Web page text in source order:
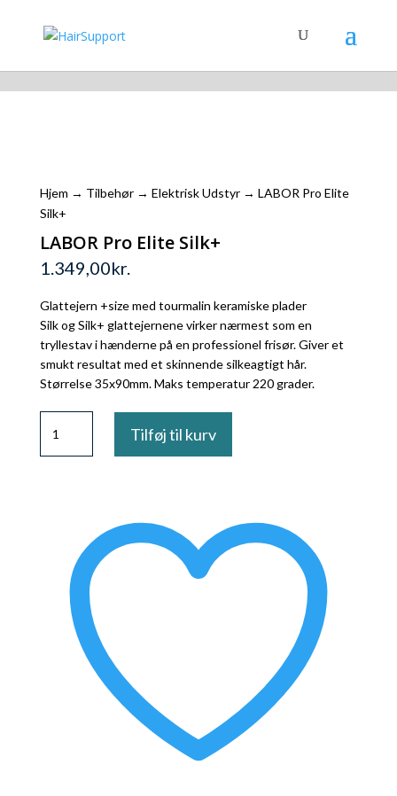
Hjem → Tilbehør→ Elektrisk Udstyr→ LABOR Pro Elite
Silk+
LABOR Pro Elite Silk+
1.349,00kr.
Glattejern +size med tourmalin keramiske plader
Silk og Silk+ glattejernene virker nærmest som en
tryllestav i hænderne på en professionel frisør. Giver et
smukt resultat med et skinnende silkeagtigt hår.
Størrelse 35x90mm. Maks temperatur 220 grader.
Pro
Elite
Tilføj til kurv